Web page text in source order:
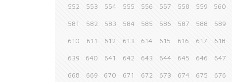
552 553 554 555 556 557 558 559 560
581 582 583 584 585 586 587 588 589
610 611 612 613 614 615 616 617 618
639 640 641 642 643 644 645 646 647
668 669 670 671 672 673 674 675 676